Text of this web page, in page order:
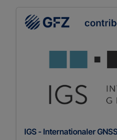
IGS - Internationaler